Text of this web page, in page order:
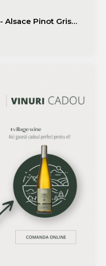
Zinck - Domaine